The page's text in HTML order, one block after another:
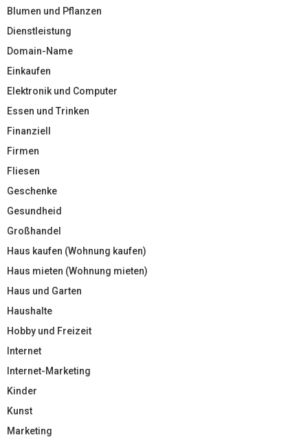
Blumen und Pflanzen
Dienstleistung
Domain-Name
Einkaufen
Elektronik und Computer
Essen und Trinken
Finanziell
Firmen
Fliesen
Geschenke
Gesundheid
Großhandel
Haus kaufen (Wohnung kaufen)
Haus mieten (Wohnung mieten)
Haus und Garten
Haushalte
Hobby und Freizeit
Internet
Internet-Marketing
Kinder
Kunst
Marketing